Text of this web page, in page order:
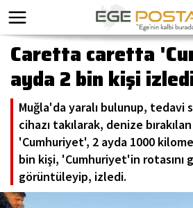
Caretta caretta
ayda 2 bin kişi
Muğla'da yaralı bulunup, tedavi
cihazı takılarak, denize
'Cumhuriyet', 2 ayda 1000
bin kişi, 'Cumhuriyet'in rotasını
görüntüleyip, izledi.